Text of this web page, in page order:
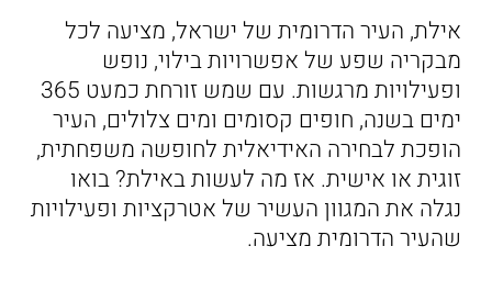
אילת, העיר הדרומית של ישראל, מציעה לכל
מבקריה שפע של אפשרויות בילוי, נופש
ופעילויות מרגשות. עם שמש זורחת כמעט 365
ימים בשנה, חופים קסומים ומים צלולים, העיר
הופכת לבחירה האידיאלית לחופשה משפחתית,
זוגית או אישית. אז מה לעשות באילת? בואו
נגלה את המגוון העשיר של אטרקציות ופעילויות
שהעיר הדרומית מציעה.
ימי גיבוש וכיף
הזמנת כרטיסים
הַמִּשְׁתֶּה
שוברי מתנה